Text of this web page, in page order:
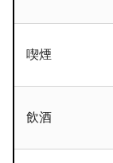
喫煙
飲酒